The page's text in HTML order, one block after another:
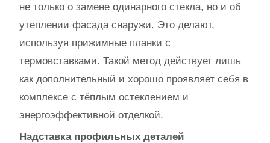
не только о замене одинарного стекла, но и об
утеплении фасада снаружи. Это делают,
используя прижимные планки с
термовставками. Такой метод действует лишь
как дополнительный и хорошо проявляет себя в
комплексе с тёплым остеклением и
энергоэффективной отделкой.
Надставка профильных деталей